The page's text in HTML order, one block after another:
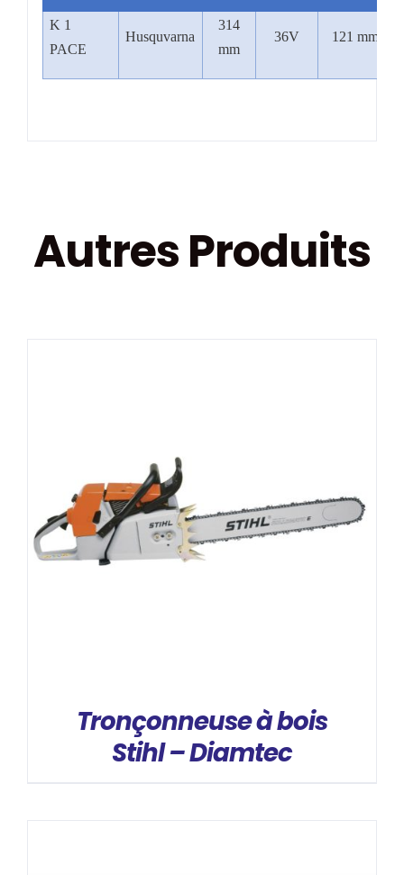
K 1
PACE
Husquvarna
314
mm
36V 121 mm
Autres Produits
DÉTAILS
Tronçonneuse à bois
Stihl – Diamtec